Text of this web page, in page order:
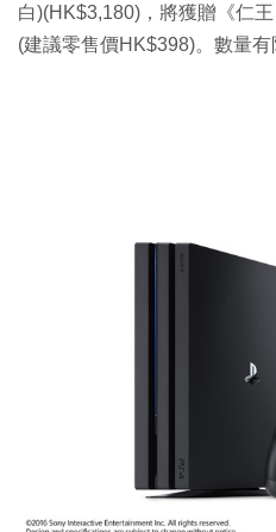
白)(HK$3,180)，將獲贈《仁
(建議零售價HK$398)。數量有